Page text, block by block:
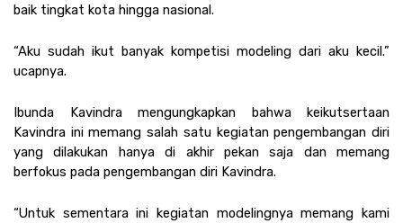
baik tingkat kota hingga nasional.
“Aku sudah ikut banyak kompetisi modeling dari aku kecil.”
ucapnya.
Ibunda Kavindra mengungkapkan bahwa keikutsertaan
Kavindra ini memang salah satu kegiatan pengembangan diri
yang dilakukan hanya di akhir pekan saja dan memang
berfokus pada pengembangan diri Kavindra.
“Untuk sementara ini kegiatan modelingnya memang kami